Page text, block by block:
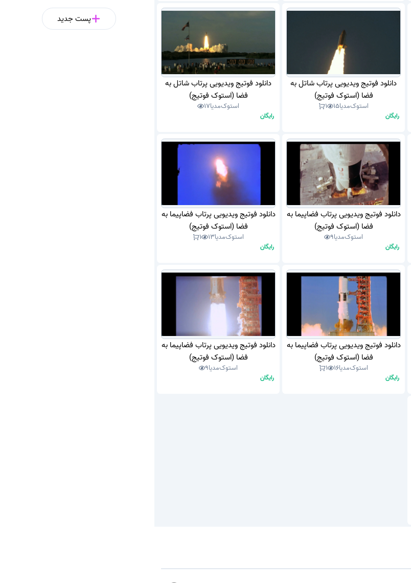
دانلود فوتیج ویدیویی پرتاب شاتل به
فضا (استوک فوتیج)
استوک‌مدیا15
1
رایگان
دانلود فوتیج ویدیویی پرتاب شاتل به
فضا (استوک فوتیج)
استوک‌مدیا17
رایگان
دانلود فوتیج ویدیویی پرتاب فضاپیما به
فضا (استوک فوتیج)
استوک‌مدیا9
رایگان
دانلود فوتیج ویدیویی پرتاب فضاپیما به
فضا (استوک فوتیج)
استوک‌مدیا13
1
رایگان
دانلود فوتیج ویدیویی پرتاب فضاپیما به
فضا (استوک فوتیج)
استوک‌مدیا16
1
رایگان
دانلود فوتیج ویدیویی پرتاب فضاپیما به
فضا (استوک فوتیج)
استوک‌مدیا9
رایگان
پست جدید